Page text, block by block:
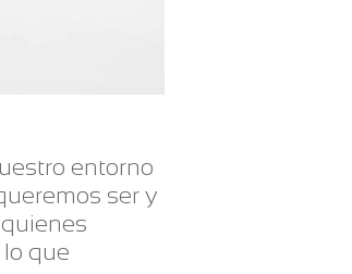
entorno
ser y
que